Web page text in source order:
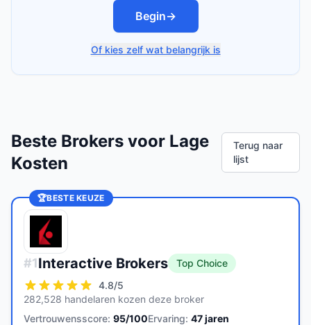
Begin→
Of kies zelf wat belangrijk is
Beste Brokers voor Lage
Kosten
Terug naar
lijst
🏆BESTE KEUZE
#1Interactive Brokers
Top Choice
4.8/5
282,528 handelaren kozen deze broker
Vertrouwensscore: 95/100Ervaring: 47jaren